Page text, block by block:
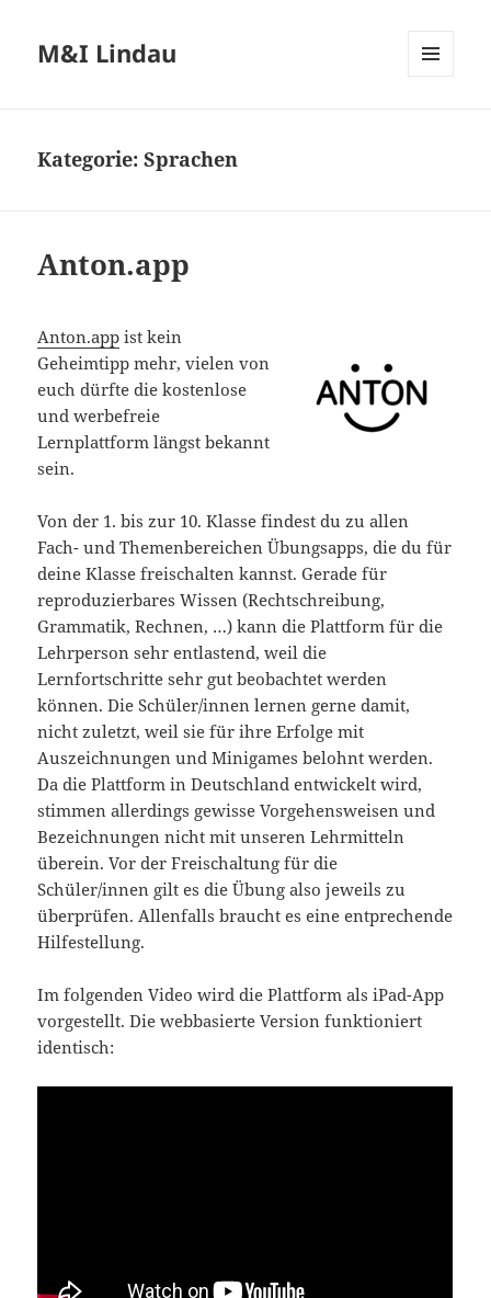
M&I Lindau
Kategorie:Sprachen
Anton.app
Anton.app ist kein
Geheimtipp mehr, vielen von
euch dürfte die kostenlose
und werbefreie
Lernplattform längst bekannt
sein.
Von der 1. bis zur 10. Klasse findest du zu allen
Fach- und Themenbereichen Übungsapps, die du für
deine Klasse freischalten kannst. Gerade für
reproduzierbares Wissen (Rechtschreibung,
Grammatik, Rechnen, …) kann die Plattform für die
Lehrperson sehr entlastend, weil die
Lernfortschritte sehr gut beobachtet werden
können. Die Schüler/innen lernen gerne damit,
nicht zuletzt, weil sie für ihre Erfolge mit
Auszeichnungen und Minigames belohnt werden.
Da die Plattform in Deutschland entwickelt wird,
stimmen allerdings gewisse Vorgehensweisen und
Bezeichnungen nicht mit unseren Lehrmitteln
überein. Vor der Freischaltung für die
Schüler/innen gilt es die Übung also jeweils zu
überprüfen. Allenfalls braucht es eine entprechende
Hilfestellung.
Im folgenden Video wird die Plattform als iPad-App
vorgestellt. Die webbasierte Version funktioniert
identisch: